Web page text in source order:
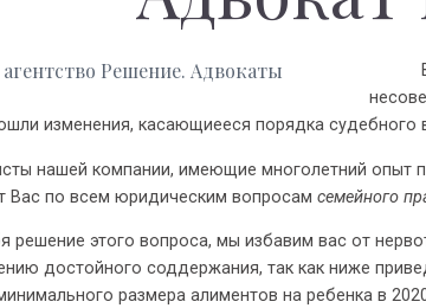
В
изменения, касающиееся порядка судебного
компании, имеющие многолетний опыт по
Вас по всем юридическим вопросам семейного
этого вопроса, мы избавим вас от
достойного соддержания, так как ниже
размера алиментов на ребенка в